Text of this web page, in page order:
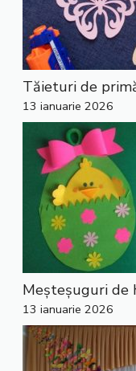
Tăieturi de
13 ianuarie 2026
Meșteșuguri de
13 ianuarie 2026